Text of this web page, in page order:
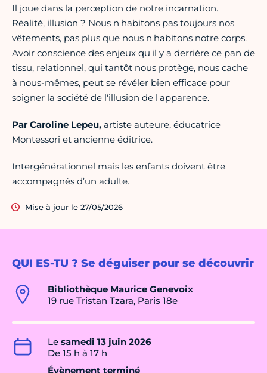
QUI ES-TU ? Se déguiser pour se découvrir
Bibliothèque Maurice Genevoix
19 rue Tristan Tzara, Paris 18e
Le samedi 13 juin 2026
De 15 h à 17 h
Évènement terminé
Il joue dans la perception de notre incarnation.
Réalité, illusion ? Nous n'habitons pas toujours nos
vêtements, pas plus que nous n'habitons notre corps.
Avoir conscience des enjeux qu'il y a derrière ce pan de
tissu, relationnel, qui tantôt nous protège, nous cache
à nous-mêmes, peut se révéler bien efficace pour
soigner la société de l'illusion de l'apparence.
Par Caroline Lepeu, artiste auteure, éducatrice
Montessori et ancienne éditrice.
Intergénérationnel mais les enfants doivent être
accompagnés d’un adulte.
Mise à jour le 27/05/2026